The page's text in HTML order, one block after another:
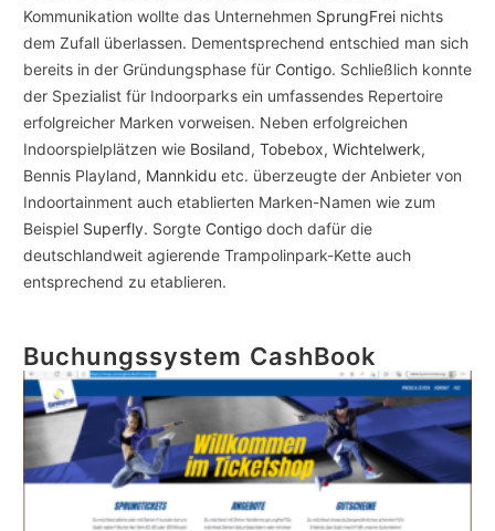
Kommunikation wollte das Unternehmen SprungFrei nichts
dem Zufall überlassen. Dementsprechend entschied man sich
bereits in der Gründungsphase für Contigo. Schließlich konnte
der Spezialist für Indoorparks ein umfassendes Repertoire
erfolgreicher Marken vorweisen. Neben erfolgreichen
Indoorspielplätzen wie Bosiland, Tobebox, Wichtelwerk,
Bennis Playland, Mannkidu etc. überzeugte der Anbieter von
Indoortainment auch etablierten Marken-Namen wie zum
Beispiel Superfly. Sorgte Contigo doch dafür die
deutschlandweit agierende Trampolinpark-Kette auch
entsprechend zu etablieren.
Buchungssystem CashBook